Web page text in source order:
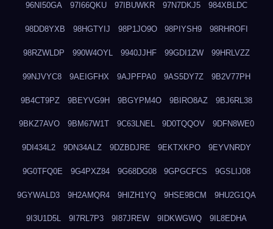
96NI50GA 97I66QKU 97IBUWKR 97N7DKJ5 984XBLDC
98DD8YXB 98HGTYIJ 98P1JO9O 98PIYSH9 98RHROFI
98RZWLDP 990W4OYL 9940JJHF 99GDI1ZW 99HRLVZZ
99NJVYC8 9AEIGFHX 9AJPFPA0 9AS5DY7Z 9B2V77PH
9B4CT9PZ 9BEYVG9H 9BGYPM4O 9BIRO8AZ 9BJ6RL38
9BKZ7AVO 9BM67W1T 9C63LNEL 9D0TQQOV 9DFN8WE0
9DI434L2 9DN34ALZ 9DZBDJRE 9EKTXKPO 9EYVNRDY
9G0TFQ0E 9G4PXZ84 9G68DG08 9GPGCFCS 9GSLIJ08
9GYWALD3 9H2AMQR4 9HIZH1YQ 9HSE9BCM 9HU2G1QA
9I3U1D5L 9I7RL7P3 9I87JREW 9IDKWGWQ 9IL8EDHA